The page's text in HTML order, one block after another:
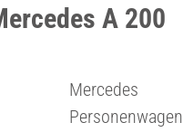
A 200
Mercedes
Personenwagen